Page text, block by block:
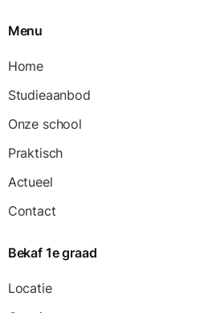
Menu
Home
Studieaanbod
Onze school
Praktisch
Actueel
Contact
Bekaf 1e graad
Locatie